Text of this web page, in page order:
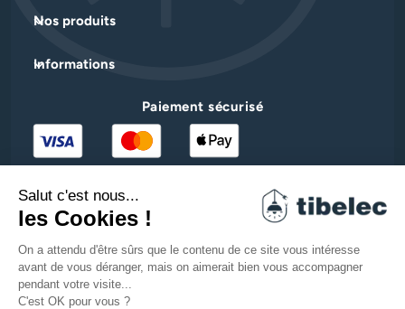
Nos produits
Informations
Paiement sécurisé